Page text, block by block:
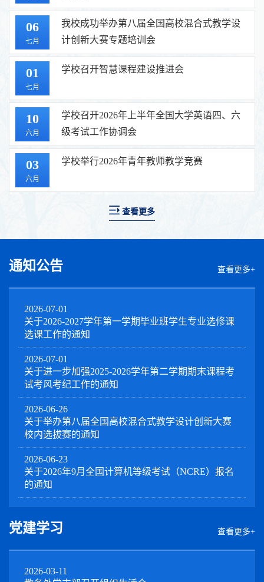
06
七月
我校成功举办第八届全国高校混合式教学设
计创新大赛专题培训会
01
七月
学校召开智慧课程建设推进会
10
六月
学校召开2026年上半年全国大学英语四、六
级考试工作协调会
03
六月
学校举行2026年青年教师教学竞赛
查看更多
通知公告 查看更多+
2026-07-01
关于2026-2027学年第一学期毕业班学生专业选修课
选课工作的通知
2026-07-01
关于进一步加强2025-2026学年第二学期期末课程考
试考风考纪工作的通知
2026-06-26
关于举办第八届全国高校混合式教学设计创新大赛
校内选拔赛的通知
2026-06-23
关于2026年9月全国计算机等级考试（NCRE）报名
的通知
党建学习 查看更多+
2026-03-11